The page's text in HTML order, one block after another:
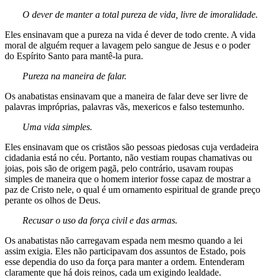
O dever de manter a total pureza de vida, livre de imoralidade.
Eles ensinavam que a pureza na vida é dever de todo crente. A vida
moral de alguém requer a lavagem pelo sangue de Jesus e o poder
do Espírito Santo para mantê-la pura.
Pureza na maneira de falar.
Os anabatistas ensinavam que a maneira de falar deve ser livre de
palavras impróprias, palavras vãs, mexericos e falso testemunho.
Uma vida simples.
Eles ensinavam que os cristãos são pessoas piedosas cuja verdadeira
cidadania está no céu. Portanto, não vestiam roupas chamativas ou
joias, pois são de origem pagã, pelo contrário, usavam roupas
simples de maneira que o homem interior fosse capaz de mostrar a
paz de Cristo nele, o qual é um ornamento espiritual de grande preço
perante os olhos de Deus.
Recusar o uso da força civil e das armas.
Os anabatistas não carregavam espada nem mesmo quando a lei
assim exigia. Eles não participavam dos assuntos de Estado, pois
esse dependia do uso da força para manter a ordem. Entenderam
claramente que há dois reinos, cada um exigindo lealdade.